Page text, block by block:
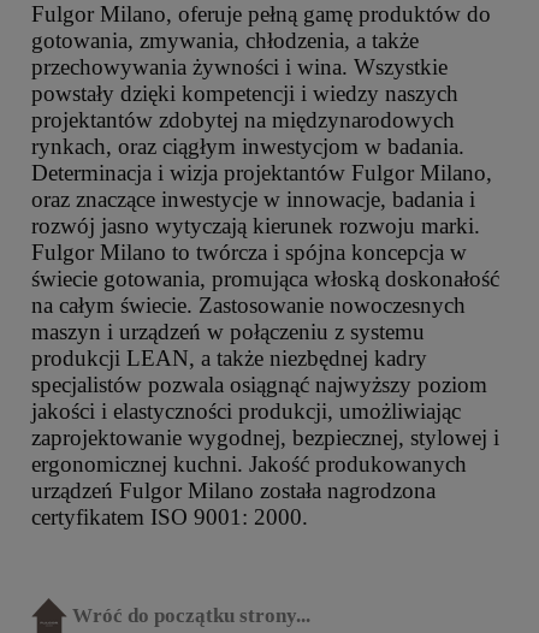
Fulgor Milano, oferuje pełną gamę produktów do
gotowania, zmywania, chłodzenia, a także
przechowywania żywności i wina. Wszystkie
powstały dzięki kompetencji i wiedzy naszych
projektantów zdobytej na międzynarodowych
rynkach, oraz ciągłym inwestycjom w badania.
Determinacja i wizja projektantów Fulgor Milano,
oraz znaczące inwestycje w innowacje, badania i
rozwój jasno wytyczają kierunek rozwoju marki.
Fulgor Milano to twórcza i spójna koncepcja w
świecie gotowania, promująca włoską doskonałość
na całym świecie. Zastosowanie nowoczesnych
maszyn i urządzeń w połączeniu z systemu
produkcji LEAN, a także niezbędnej kadry
specjalistów pozwala osiągnąć najwyższy poziom
jakości i elastyczności produkcji, umożliwiając
zaprojektowanie wygodnej, bezpiecznej, stylowej i
ergonomicznej kuchni. Jakość produkowanych
urządzeń Fulgor Milano została nagrodzona
certyfikatem ISO 9001: 2000.
Wróć do początku strony...